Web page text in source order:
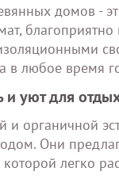
домов -
в любое время
уют для
органичной
Они
легко